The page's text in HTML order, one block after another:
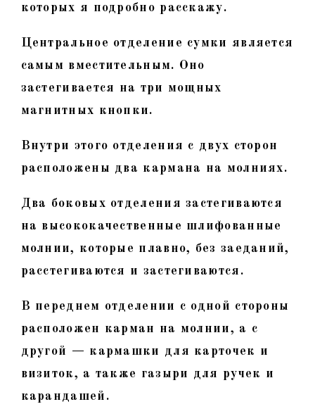
которых я подробно расскажу.
Центральное отделение сумки является
самым вместительным. Оно
застегивается на три мощных
магнитных кнопки.
Внутри этого отделения с двух сторон
расположены два кармана на молниях.
Два боковых отделения застегиваются
на высококачественные шлифованные
молнии, которые плавно, без заеданий,
расстегиваются и застегиваются.
В переднем отделении с одной стороны
расположен карман на молнии, а с
другой — кармашки для карточек и
визиток, а также газыри для ручек и
карандашей.